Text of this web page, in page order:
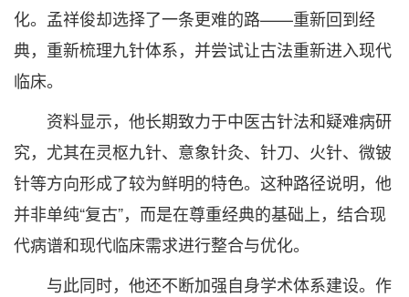
化。孟祥俊却选择了一条更难的路——重新回到经
典，重新梳理九针体系，并尝试让古法重新进入现代
临床。
资料显示，他长期致力于中医古针法和疑难病研
究，尤其在灵枢九针、意象针灸、针刀、火针、微铍
针等方向形成了较为鲜明的特色。这种路径说明，他
并非单纯“复古”，而是在尊重经典的基础上，结合现
代病谱和现代临床需求进行整合与优化。
与此同时，他还不断加强自身学术体系建设。作